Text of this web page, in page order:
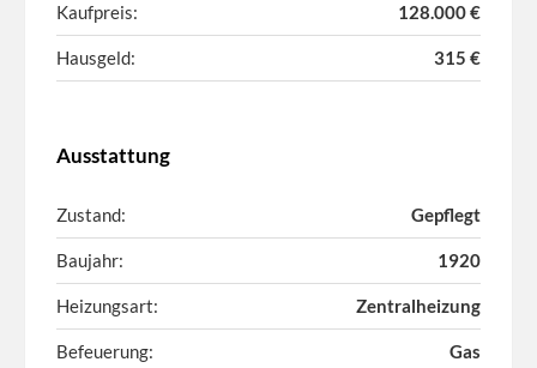
Kaufpreis: 128.000 €
Hausgeld: 315 €
Ausstattung
Zustand: Gepflegt
Baujahr: 1920
Heizungsart: Zentralheizung
Befeuerung: Gas